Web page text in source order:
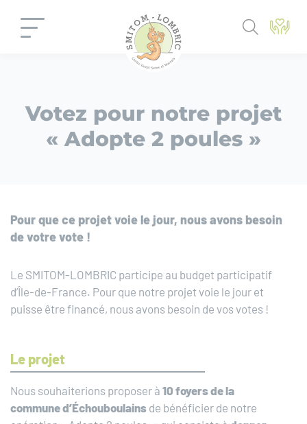
Votez pour notre projet
« Adopte 2 poules »
Pour que ce projet voie le jour, nous avons besoin
de votre vote !
Le SMITOM-LOMBRIC participe au budget participatif
d’Île-de-France. Pour que notre projet voie le jour et
puisse être financé, nous avons besoin de vos votes !
Le projet
Nous souhaiterions proposer à 10 foyers de la
commune d’Échouboulains de bénéficier de notre